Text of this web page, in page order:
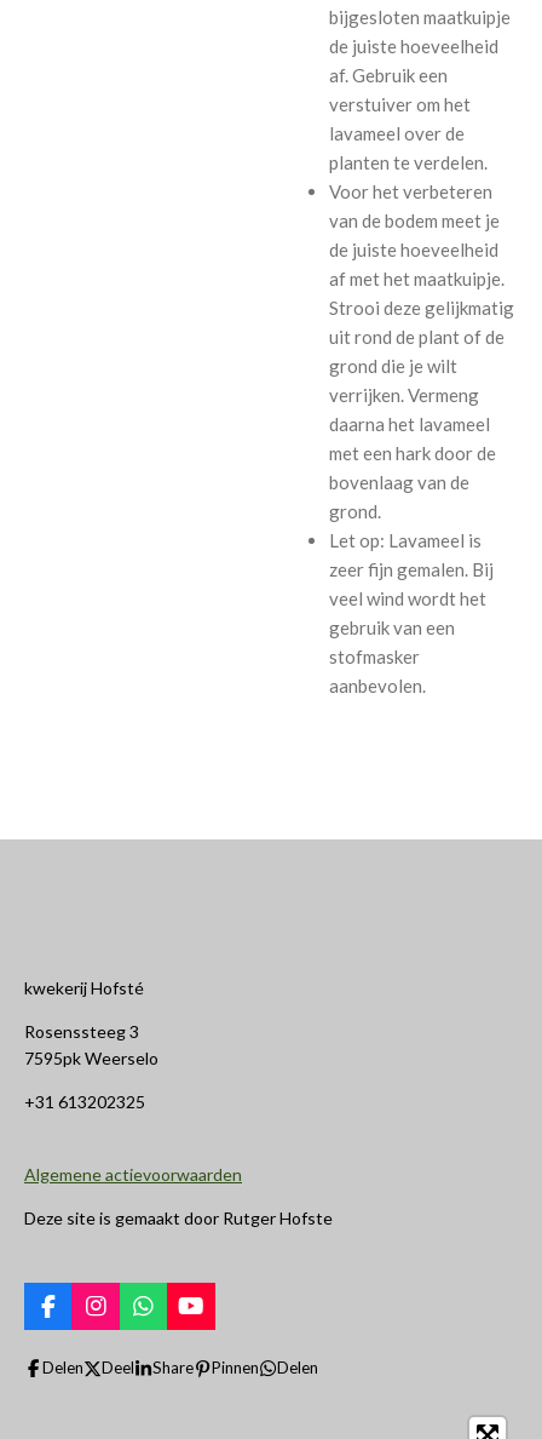
bijgesloten maatkuipje
de juiste hoeveelheid
af. Gebruik een
verstuiver om het
lavameel over de
planten te verdelen.
Voor het verbeteren
van de bodem meet je
de juiste hoeveelheid
af met het maatkuipje.
Strooi deze gelijkmatig
uit rond de plant of de
grond die je wilt
verrijken. Vermeng
daarna het lavameel
met een hark door de
bovenlaag van de
grond.
Let op: Lavameel is
zeer fijn gemalen. Bij
veel wind wordt het
gebruik van een
stofmasker
aanbevolen.
kwekerij Hofsté
Rosenssteeg 3
7595pk Weerselo
+31 613202325
Algemene actievoorwaarden
Deze site is gemaakt door Rutger Hofste
F
a
c
e
I
n
s
t
W
h
a
t
Y
o
u
T
Delen Deel Share Pinnen Delen